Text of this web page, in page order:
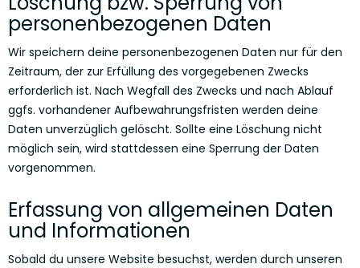
personenbezogenen Daten
Wir speichern deine personenbezogenen Daten nur für den
Zeitraum, der zur Erfüllung des vorgegebenen Zwecks
erforderlich ist. Nach Wegfall des Zwecks und nach Ablauf
ggfs. vorhandener Aufbewahrungsfristen werden deine
Daten unverzüglich gelöscht. Sollte eine Löschung nicht
möglich sein, wird stattdessen eine Sperrung der Daten
vorgenommen.
Erfassung von allgemeinen Daten
und Informationen
Sobald du unsere Website besuchst, werden durch unseren